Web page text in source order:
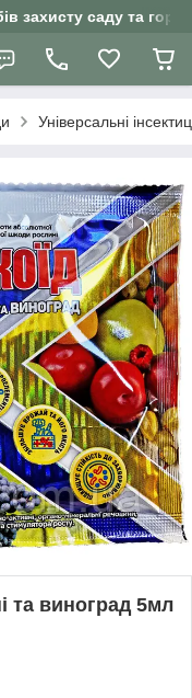
захисту саду та
Універсальні
та виноград 5мл